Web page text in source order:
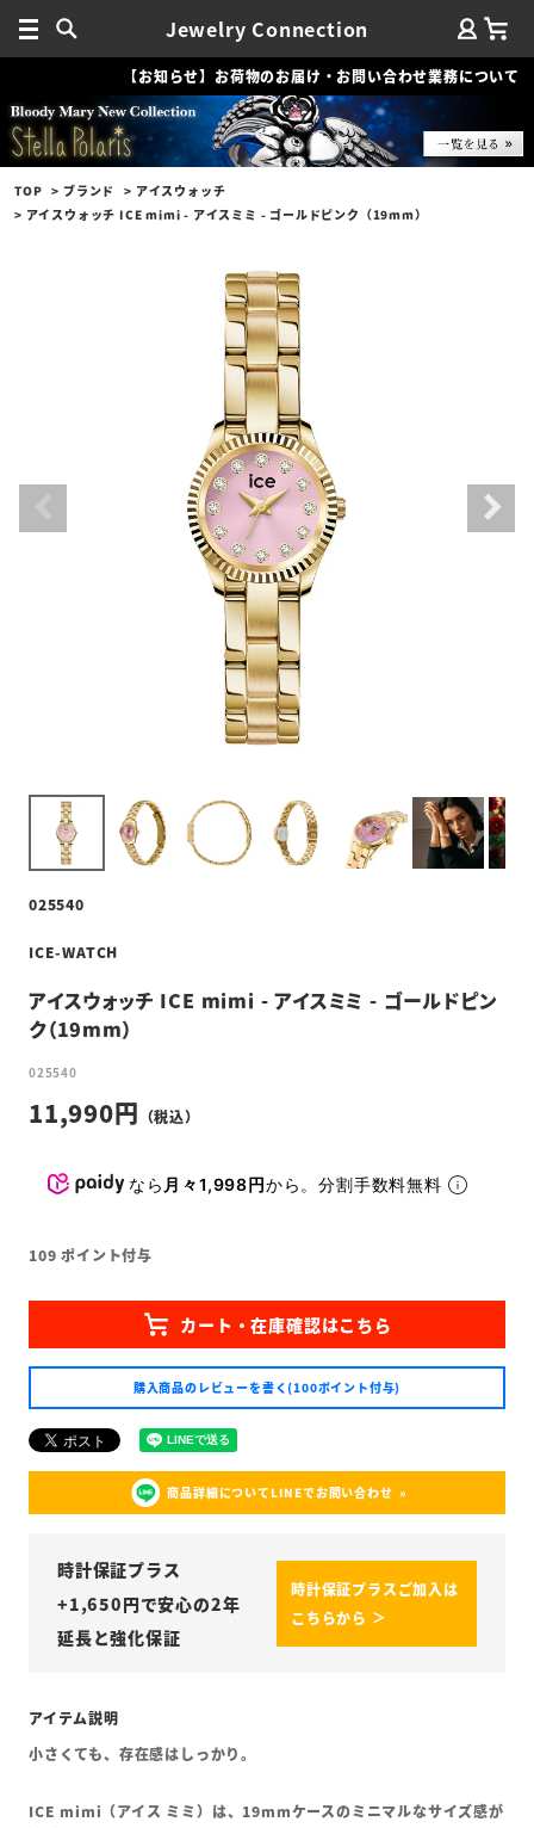
Jewelry Connection
【お知らせ】お荷物のお届け・お問い合わせ業務について
TOP ブランド
アイスウォッチ
アイスウォッチ ICE mimi - アイスミミ - ゴールドピンク（19mm）
025540
ICE-WATCH
アイスウォッチ ICE mimi - アイスミミ - ゴールドピン
ク（19mm）
025540
11,990
なら 月々1,998円から。分割手数料無料
109 ポイント付与
購入商品のレビューを書く(100ポイント付与)
商品詳細についてLINEでお問い合わせ
時計保証プラス
+1,650円で安心の2年
延長と強化保証
時計保証プラスご加入は
こちらから ＞
小さくても、存在感はしっかり。
ICE mimi（アイス ミミ）は、19mmケースのミニマルなサイズ感が